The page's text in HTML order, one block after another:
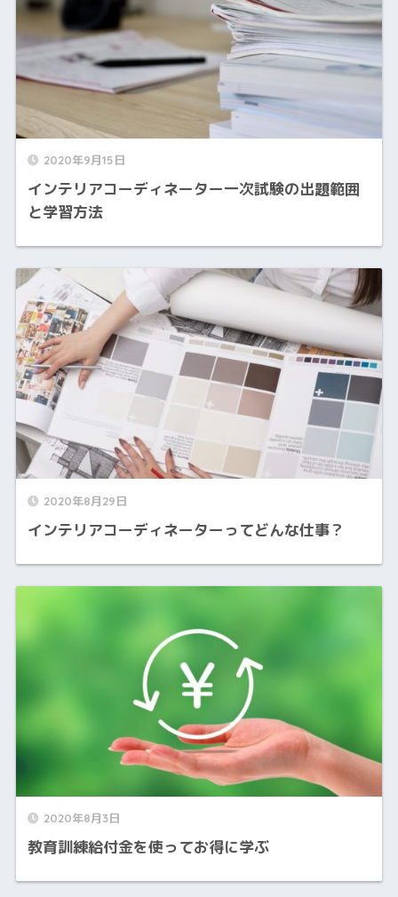
2020年9月15日
インテリアコーディネーター一次試験の出題範囲
と学習方法
2020年8月29日
インテリアコーディネーターってどんな仕事？
2020年8月3日
教育訓練給付金を使ってお得に学ぶ